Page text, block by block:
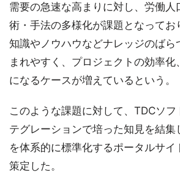
需要の急速な高まりに対し、労働人
術・手法の多様化が課題となってお
知識やノウハウなどナレッジのばら
まれやすく、プロジェクトの効率
になるケースが増えているという。
このような課題に対して、TDCソ
テグレーションで培った知見を結集
を体系的に標準化するポータルサイ
策定した。